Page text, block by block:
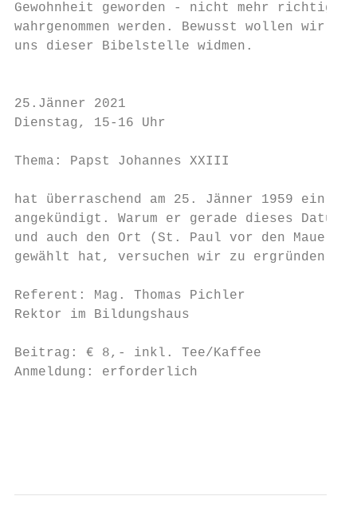
Gewohnheit geworden - nicht mehr richtig
wahrgenommen werden. Bewusst wollen
uns dieser Bibelstelle widmen.
25.Jänner 2021
Dienstag, 15-16 Uhr
Thema: Papst Johannes XXIII
hat überraschend am 25. Jänner 1959 ein
angekündigt. Warum er gerade
und auch den Ort (St. Paul vor den
gewählt hat, versuchen wir zu
Referent: Mag. Thomas Pichler
Rektor im Bildungshaus
Beitrag: € 8,- inkl. Tee/Kaffee
Anmeldung: erforderlich